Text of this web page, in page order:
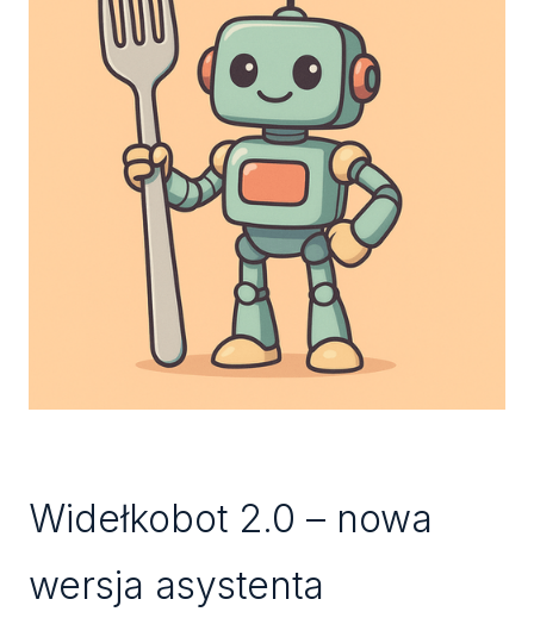
Widełkobot 2.0 – nowa
wersja asystenta